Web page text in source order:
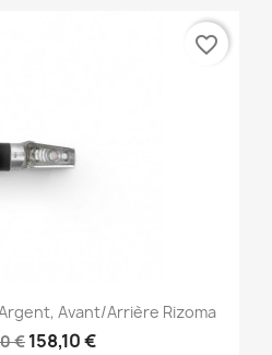
Avant/Arrière Rizoma
€ 158,10 €
favorite_border